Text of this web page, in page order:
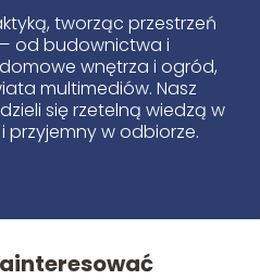
tworząc przestrzeń
od budownictwa i
wnętrza i ogród,
multimediów. Nasz
się rzetelną wiedzą w
w odbiorze.